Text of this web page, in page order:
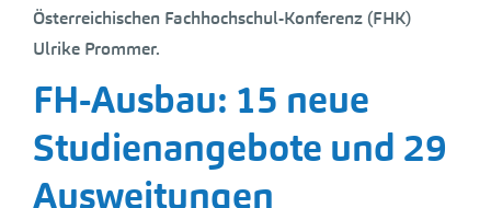
Österreichischen Fachhochschul-Konferenz (FHK)
Ulrike Prommer.
FH-Ausbau: 15 neue
Studienangebote und 29
Ausweitungen